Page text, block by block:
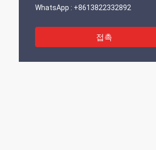
WhatsApp : +8613822332892
접촉